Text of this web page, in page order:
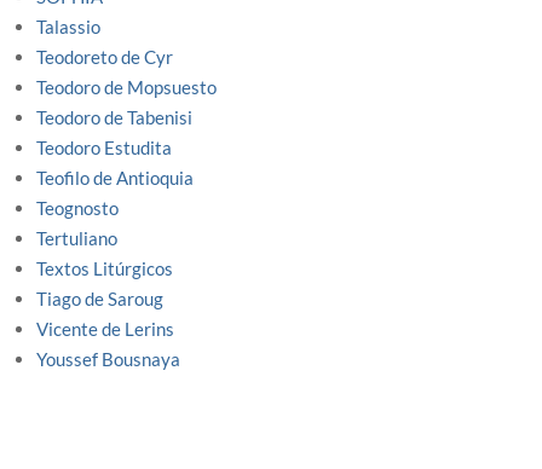
Talassio
Teodoreto de Cyr
Teodoro de Mopsuesto
Teodoro de Tabenisi
Teodoro Estudita
Teofilo de Antioquia
Teognosto
Tertuliano
Textos Litúrgicos
Tiago de Saroug
Vicente de Lerins
Youssef Bousnaya